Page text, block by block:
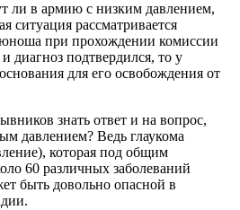
ли в армию с низким давлением,
ситуация рассматривается
при прохождении комиссии
диагноз подтвердился, то у
для его освобождения от
знать ответ и на вопрос,
давлением? Ведь глаукома
которая под общим
60 различных заболеваний
быть довольно опасной в